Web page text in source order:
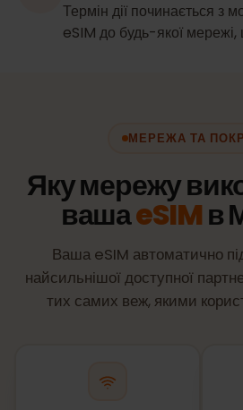
Термін дії починається з
eSIM до будь-якої мережі,
МЕРЕЖА ТА
Яку мережу
вашаeSIMв
Ваша eSIM автоматично
найсильнішої доступної
тих самих веж, якими